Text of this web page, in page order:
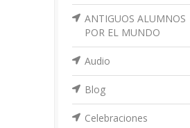
ANTIGUOS ALUMNOS
POR EL MUNDO
Audio
Blog
Celebraciones